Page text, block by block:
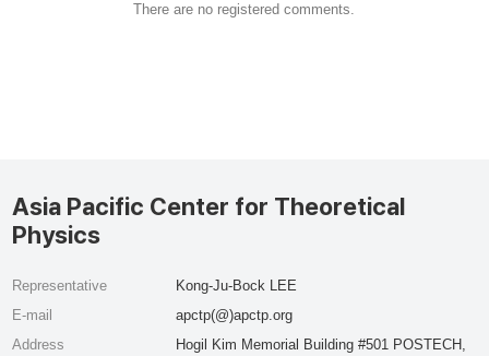
There are no registered comments.
Asia Pacific Center for Theoretical
Physics
Representative
Kong-Ju-Bock LEE
E-mail
apctp(@)apctp.org
Address
Hogil Kim Memorial Building #501 POSTECH,